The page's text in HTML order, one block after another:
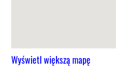
Wyświetl większą mapę